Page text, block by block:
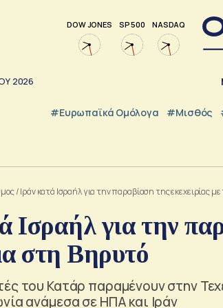
DOW JONES SP 500 NASDAQ
2026
#Ευρωπαϊκά Ομόλογα #Μισθός
/Ιράν κατά Ισραήλ για την παραβίαση της εκεχειρίας
Ισραήλ για την
στη Βηρυτό
του Κατάρ παραμένουν στην
ανάμεσα σε ΗΠΑ και Ιράν